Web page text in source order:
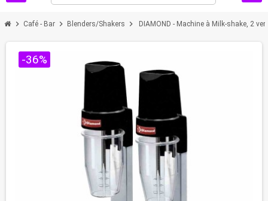
chevron_right Café - Bar chevron_right Blenders/Shakers chevron_right DIAMOND - Machine à Milk-shake, 2
-36%